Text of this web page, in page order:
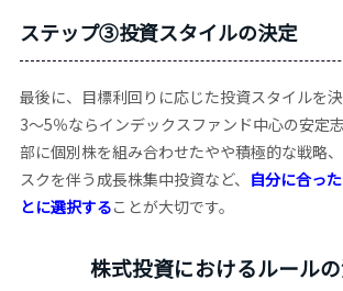
ステップ③投資スタイルの決定
最後に、目標利回りに応じた投資スタイルを
3〜5％ならインデックスファンド中心の安定
部に個別株を組み合わせたやや積極的な戦略
スクを伴う成長株集中投資など、 自分に合っ
とに選択することが大切です。
株式投資におけるルール